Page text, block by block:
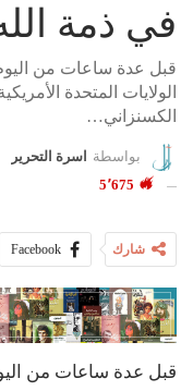
في ذمة
الولايات المتحدة
الكسنزاني…
بواسطة اسرة التحرير
شارك Facebook